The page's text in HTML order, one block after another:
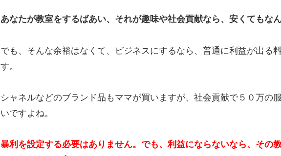
あなたが教室をするばあい、それが趣味や社会貢献なら、安くてもな
でも、そんな余裕はなくて、ビジネスにするなら、普通に利益が出る
す。
シャネルなどのブランド品もママが買いますが、社会貢献で５０万の
いですよね。
暴利を設定する必要はありません。でも、利益にならないなら、その